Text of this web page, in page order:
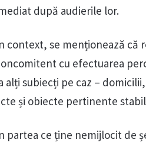
după audierile lor.
context, se menționează că
cu efectuarea
alți subiecți pe caz –
și obiecte pertinente
partea ce ține nemijlocit de